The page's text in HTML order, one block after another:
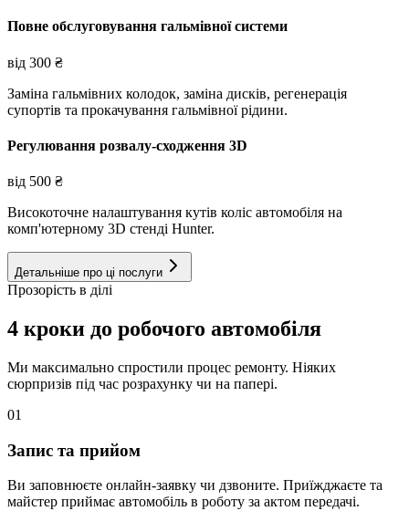
Повне обслуговування гальмівної системи
від 300 ₴
Заміна гальмівних колодок, заміна дисків, регенерація
супортів та прокачування гальмівної рідини.
Регулювання розвалу-сходження 3D
від 500 ₴
Високоточне налаштування кутів коліс автомобіля на
комп'ютерному 3D стенді Hunter.
Детальніше про ці послуги
Прозорість в ділі
4 кроки до робочого автомобіля
Ми максимально спростили процес ремонту. Ніяких
сюрпризів під час розрахунку чи на папері.
01
Запис та прийом
Ви заповнюєте онлайн-заявку чи дзвоните. Приїжджаєте та
майстер приймає автомобіль в роботу за актом передачі.